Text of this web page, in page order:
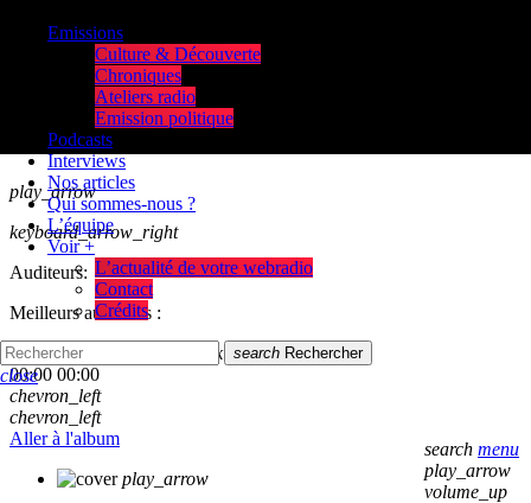
play_arrow
keyboard_arrow_right
Auditeurs:
Meilleurs auditeurs :
skip_previous
skip_next
00:00 00:00
chevron_left
chevron_left
Aller à l'album
play_arrow
Emissions
Culture & Découverte
Chroniques
Ateliers radio
Emission politique
Podcasts
Interviews
Nos articles
Qui sommes-nous ?
L’équipe
Voir +
L’actualité de votre webradio
Contact
Crédits
search menu
play_arrow
volume_up
search Rechercher
close